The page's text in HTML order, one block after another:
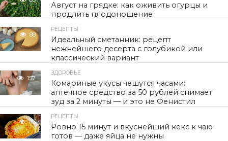
Август на грядке: как оживить огурцы и
продлить плодоношение
88
РЕЦЕПТЫ
Идеальный сметанник: рецепт
нежнейшего десерта с голубикой или
классический вариант
157
ЗДОРОВЬЕ
Комариные укусы чешутся часами:
аптечное средство за 50 рублей снимает
зуд за 2 минуты — и это не Фенистил
113
РЕЦЕПТЫ
Ровно 15 минут и вкуснейший кекс к чаю
готов — даже яйца не нужны